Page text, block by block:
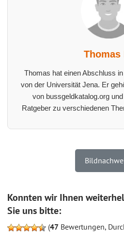
Thomas
Thomas hat einen Abschluss
von der Universität Jena. Er
von bussgeldkatalog.org
Ratgeber zu verschiedenen
Konnten wir Ihnen
Sie uns bitte:
(47 Bewertungen,